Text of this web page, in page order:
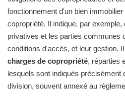
fonctionnement d'un bien
copropriété. Il indique, par
privatives et les parties communes
conditions d'accès, et leur gestion.
charges de copropriété, réparties
lesquels sont indiqués précisément
division, souvent annexé au